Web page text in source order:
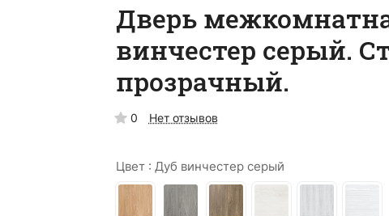
Дверь
винчестер серый.
прозрачный.
0 Нет отзывов
Цвет : Дуб винчестер серый